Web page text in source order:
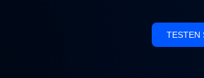
TESTEN